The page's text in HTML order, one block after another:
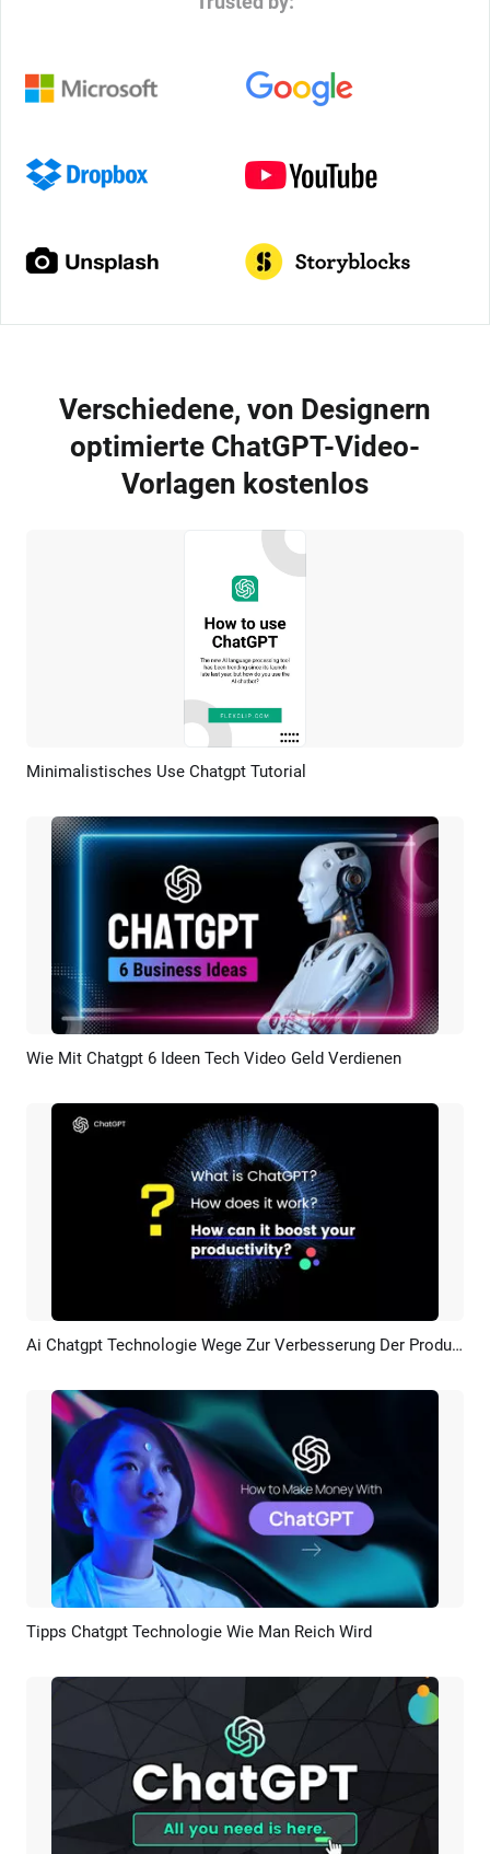
Verschiedene, von Designern
optimierte ChatGPT-Video-
Vorlagen kostenlos
Vorschau KI Erstellen
Minimalistisches Use Chatgpt Tutorial
Vorschau KI Erstellen
Wie Mit Chatgpt 6 Ideen Tech Video Geld Verdienen
Vorschau KI Erstellen Ai Chatgpt Technologie Wege Zur Verbesserung Der Produktivitat Arbeitseffizienz
Vorschau KI Erstellen
Tipps Chatgpt Technologie Wie Man Reich Wird